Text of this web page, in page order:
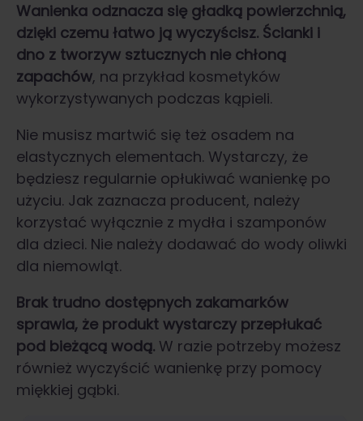
Wanienka odznacza się gładką powierzchnią,
dzięki czemu łatwo ją wyczyścisz. Ścianki i
dno z tworzyw sztucznych nie chłoną
zapachów, na przykład kosmetyków
wykorzystywanych podczas kąpieli.
Nie musisz martwić się też osadem na
elastycznych elementach. Wystarczy, że
będziesz regularnie opłukiwać wanienkę po
użyciu. Jak zaznacza producent, należy
korzystać wyłącznie z mydła i szamponów
dla dzieci. Nie należy dodawać do wody oliwki
dla niemowląt.
Brak trudno dostępnych zakamarków
sprawia, że produkt wystarczy przepłukać
pod bieżącą wodą. W razie potrzeby możesz
również wyczyścić wanienkę przy pomocy
miękkiej gąbki.